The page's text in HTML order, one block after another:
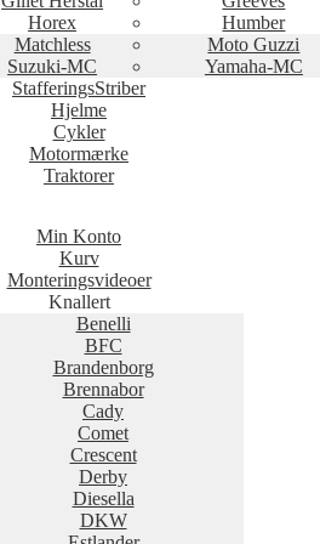
Horex Humber
Matchless Moto Guzzi
Suzuki-MC Yamaha-MC
StafferingsStriber
Hjelme
Cykler
Motormærke
Traktorer
Min Konto
Kurv
Monteringsvideoer
Knallert
Benelli
BFC
Brandenborg
Brennabor
Cady
Comet
Crescent
Derby
Diesella
DKW